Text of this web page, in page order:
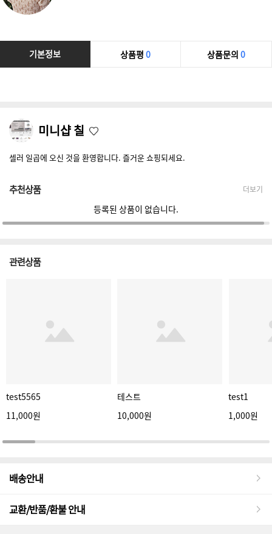
기본정보 상품평 0 상품문의 0
미니샵 칠
셀러 일곱에 오신 것을 환영합니다. 즐거운 쇼핑되세요.
추천상품 더보기
등록된 상품이 없습니다.
관련상품
test5565
11,000원
테스트
10,000원
test1
1,000원
배송안내
교환/반품/환불 안내